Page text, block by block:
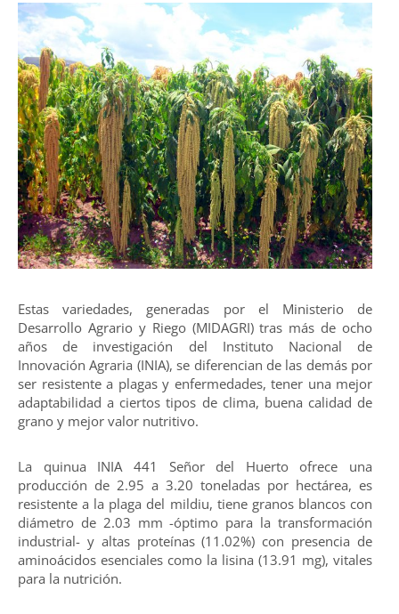
Estas variedades, generadas por el Ministerio de
Desarrollo Agrario y Riego (MIDAGRI) tras más de ocho
años de investigación del Instituto Nacional de
Innovación Agraria (INIA), se diferencian de las demás por
ser resistente a plagas y enfermedades, tener una mejor
adaptabilidad a ciertos tipos de clima, buena calidad de
grano y mejor valor nutritivo.
La quinua INIA 441 Señor del Huerto ofrece una
producción de 2.95 a 3.20 toneladas por hectárea, es
resistente a la plaga del mildiu, tiene granos blancos con
diámetro de 2.03 mm -óptimo para la transformación
industrial- y altas proteínas (11.02%) con presencia de
aminoácidos esenciales como la lisina (13.91 mg), vitales
para la nutrición.